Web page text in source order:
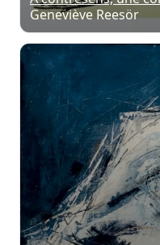
Geneviève Reesör